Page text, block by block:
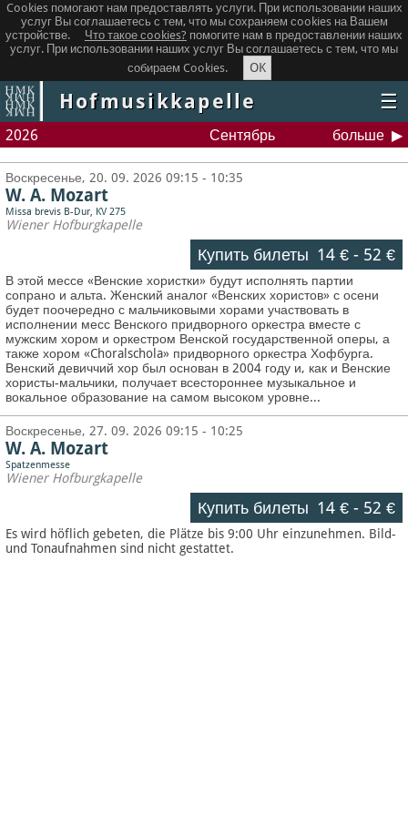
Cookies помогают нам предоставлять услуги. При использовании наших
услуг Вы соглашаетесь с тем, что мы сохраняем сookies на Вашем
устройстве.
Что такое сookies? помогите нам в предоставлении наших
услуг. При использовании наших услуг Вы соглашаетесь с тем, что мы
собираем Cookies.
OK
Hofmusikkapelle ☰
2026 Сентябрь больше
Воскресенье, 20. 09. 2026 09:15 - 10:35
W. A. Mozart
Missa brevis B-Dur, KV 275
Wiener Hofburgkapelle
Купить билеты 14 €- 52 €
В этой мессе «Венские хористки» будут исполнять партии
сопрано и альта. Женский аналог «Венских хористов» с осени
будет поочередно с мальчиковыми хорами участвовать в
исполнении месс Венского придворного оркестра вместе с
мужским хором и оркестром Венской государственной оперы, а
также хором «Choralschola» придворного оркестра Хофбурга.
Венский девиччий хор был основан в 2004 году и, как и Венские
хористы-мальчики, получает всестороннее музыкальное и
вокальное образование на самом высоком уровне...
Воскресенье, 27. 09. 2026 09:15 - 10:25
W. A. Mozart
Spatzenmesse
Wiener Hofburgkapelle
Купить билеты 14 €- 52 €
Es wird höflich gebeten, die Plätze bis 9:00 Uhr einzunehmen. Bild-
und Tonaufnahmen sind nicht gestattet.